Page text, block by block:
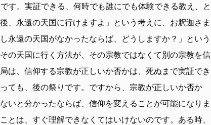
す。実証できる、何時でも誰にでも体験できる教え、と
、永遠の天国に行けますよ」という考えに、お釈迦さま
永遠の天国がなかったならば、どうしますか？」という
の天国に行く方法が、その宗教ではなくて別の宗教を信
、信仰する宗教が正しいか否かは、死ぬまで実証でき
ても、後の祭りです。ですから、宗教が正しいか否か
いと分かったならば、信仰を変えることが可能になりま
とは、すぐ理解できなくてはいけないのです。ある時、